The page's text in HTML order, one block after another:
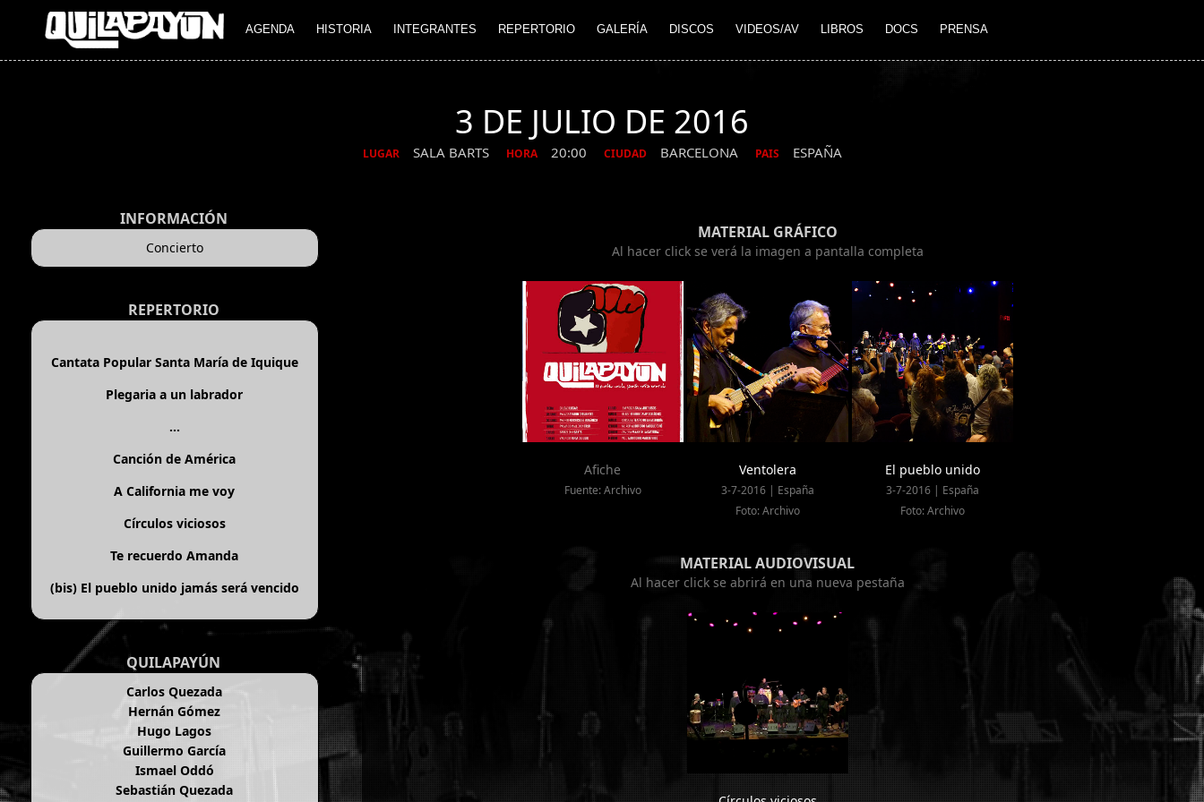
AGENDA HISTORIA INTEGRANTES REPERTORIO GALERÍA DISCOS VIDEOS/AV LIBROS DOCS PRENSA
3 DE JULIO DE 2016
LUGAR SALA BARTS HORA 20:00 CIUDAD BARCELONA PAIS ESPAÑA
INFORMACIÓN
Concierto
REPERTORIO
Cantata Popular Santa María de Iquique
Plegaria a un labrador
...
Canción de América
A California me voy
Círculos viciosos
Te recuerdo Amanda
(bis) El pueblo unido jamás será vencido
QUILAPAYÚN
Carlos Quezada
Hernán Gómez
Hugo Lagos
Guillermo García
Ismael Oddó
Sebastián Quezada
MATERIAL GRÁFICO
Al hacer click se verá la imagen a pantalla completa
Afiche
Fuente: Archivo
Ventolera
3-7-2016 | España
Foto: Archivo
El pueblo unido
3-7-2016 | España
Foto: Archivo
MATERIAL AUDIOVISUAL
Al hacer click se abrirá en una nueva pestaña